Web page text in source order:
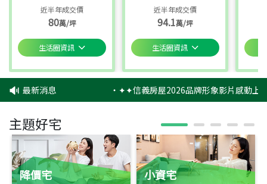
近半年成交價
80萬/坪
生活圈資訊
近半年成交價
94.1萬/坪
生活圈資訊
最新消息 ‧✦✦信義房屋2026品牌形象影片感動上
主題好宅
降價宅 小資宅